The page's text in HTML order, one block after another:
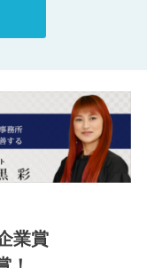
業賞